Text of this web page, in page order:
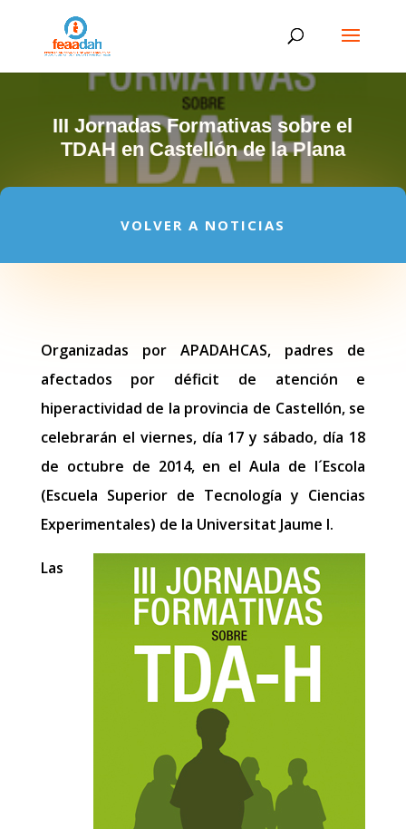
III Jornadas Formativas sobre el
TDAH en Castellón de la Plana
VOLVER A NOTICIAS
Organizadas por APADAHCAS, padres de
afectados por déficit de atención e
hiperactividad de la provincia de Castellón, se
celebrarán el viernes, día 17 y sábado, día 18
de octubre de 2014, en el Aula de l´Escola
(Escuela Superior de Tecnología y Ciencias
Experimentales) de la Universitat Jaume I.
Las